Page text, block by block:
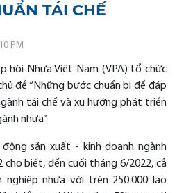
TÁI CHẾ
PM
hội Nhựa Việt Nam (VPA) tổ chức
đề “Những bước chuẩn bị để đáp
tái chế và xu hướng phát triển
nhựa”.
sản xuất - kinh doanh ngành
cho biết, đến cuối tháng 6/2022, cả
nghiệp nhựa với trên 250.000 lao